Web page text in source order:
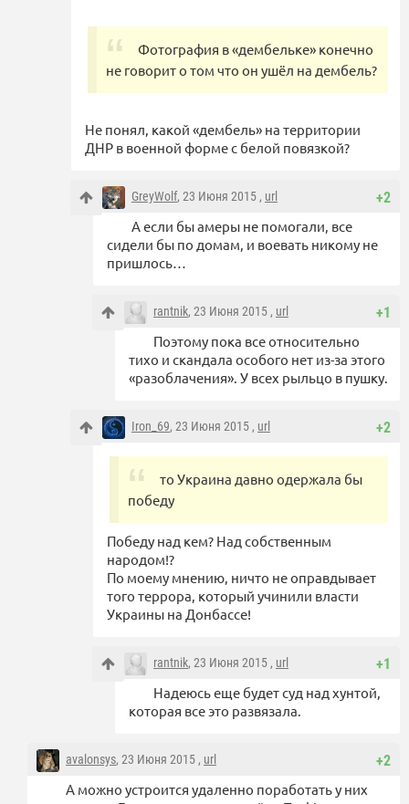
Фотография в «дембельке» конечно
не говорит о том что он ушёл на дембель?
Не понял, какой «дембель» на территории
ДНР в военной форме с белой повязкой?
+2
GreyWolf, 23 Июня 2015 , url
А если бы амеры не помогали, все
сидели бы по домам, и воевать никому не
пришлось…
+1
rantnik, 23 Июня 2015 , url
Поэтому пока все относительно
тихо и скандала особого нет из-за этого
«разоблачения». У всех рыльцо в пушку.
+2
Iron_69, 23 Июня 2015 , url
то Украина давно одержала бы
победу
Победу над кем? Над собственным
народом!?
По моему мнению, ничто не оправдывает
того террора, который учинили власти
Украины на Донбассе!
+1
rantnik, 23 Июня 2015 , url
Надеюсь еще будет суд над хунтой,
которая все это развязала.
+2
avalonsys, 23 Июня 2015 , url
А можно устроится удаленно поработать у них